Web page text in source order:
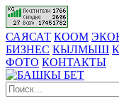
САЯСАТ КООМ
БИЗНЕС КЫЛМЫШ
ФОТО КОНТАКТЫ